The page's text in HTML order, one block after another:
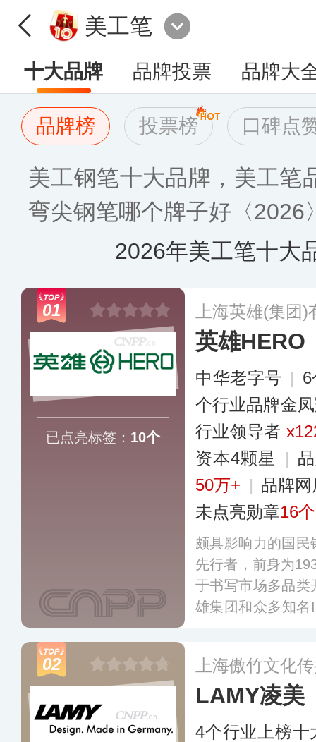
美工笔
十大品牌 品牌投票 品牌大
品牌榜 投票榜 口碑点
美工钢笔十大品牌，美工笔
弯尖钢笔哪个牌子好〈2026
2026年美工笔十大
01
已点亮标签： 10个
上海英雄(集团
英雄HERO
中华老字号 |
个行业品牌金
行业领导者
资本4颗星
|
50万+ | 品牌网
未点亮勋章16个
颇具影响力的国
先行者，前身为
于书写市场多品类
雄集团和众多知名
家和地区。更多
02 上海傲竹文化
LAMY凌美
4个行业上榜十